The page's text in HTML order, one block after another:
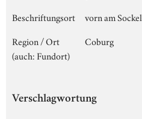
Beschriftungsort
vorn am Sockel
Region / Ort
(auch: Fundort)
Coburg
Verschlagwortung